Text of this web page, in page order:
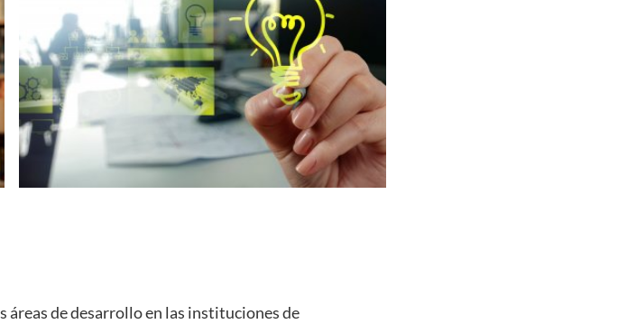
áreas de desarrollo en las instituciones de